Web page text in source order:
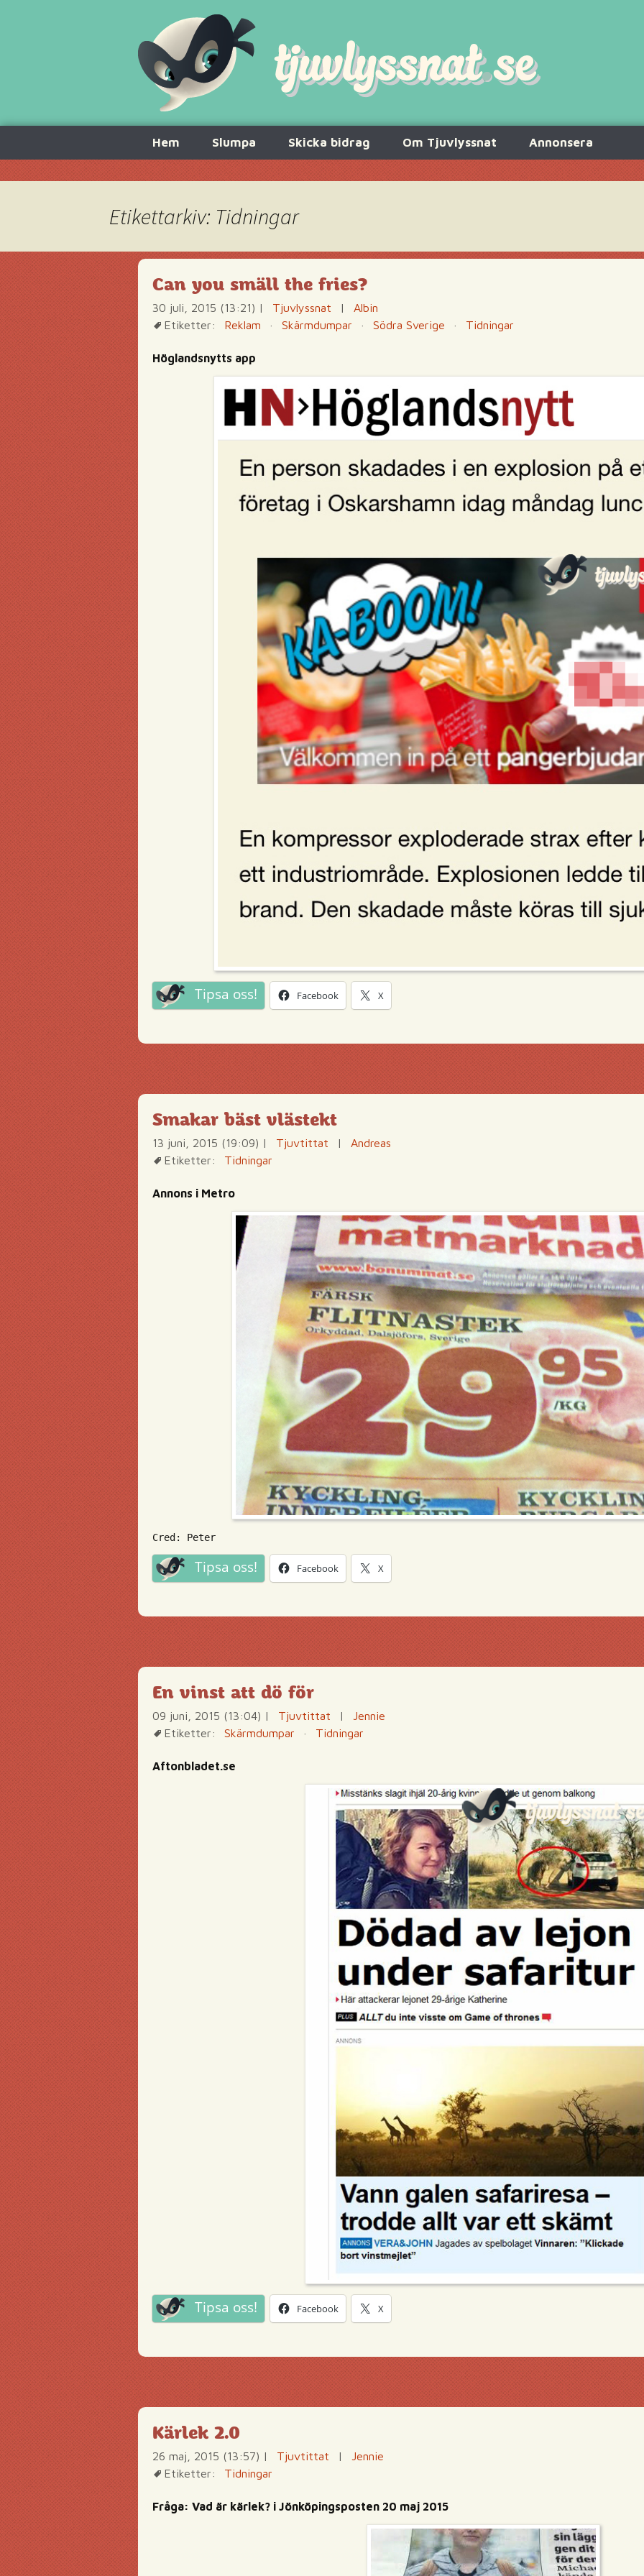
innehåll
Hem Slumpa Skicka bidrag Om Tjuvlyssnat Annonsera
Etikettarkiv: Tidningar
Can you smäll the fries?
30 juli, 2015 (13:21) | Tjuvlyssnat |
Albin
Etiketter:
Reklam · Skärmdumpar · Södra Sverige · Tidningar
Höglandsnytts app
Tipsa oss! Facebook X
Smakar bäst vlästekt
13 juni, 2015 (19:09) | Tjuvtittat |
Andreas
Etiketter:
Tidningar
Annons i Metro
Cred: Peter
Tipsa oss! Facebook X
En vinst att dö för
09 juni, 2015 (13:04) | Tjuvtittat |
Jennie
Etiketter:
Skärmdumpar · Tidningar
Aftonbladet.se
Tipsa oss! Facebook X
Kärlek 2.0
26 maj, 2015 (13:57) | Tjuvtittat |
Jennie
Etiketter:
Tidningar
Fråga: Vad är kärlek? i Jönköpingsposten 20 maj 2015